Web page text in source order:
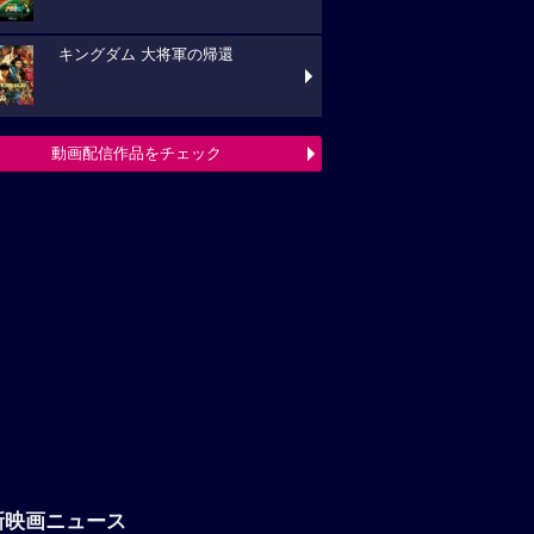
キングダム 大将軍の帰還
動画配信作品をチェック
映画ニュース